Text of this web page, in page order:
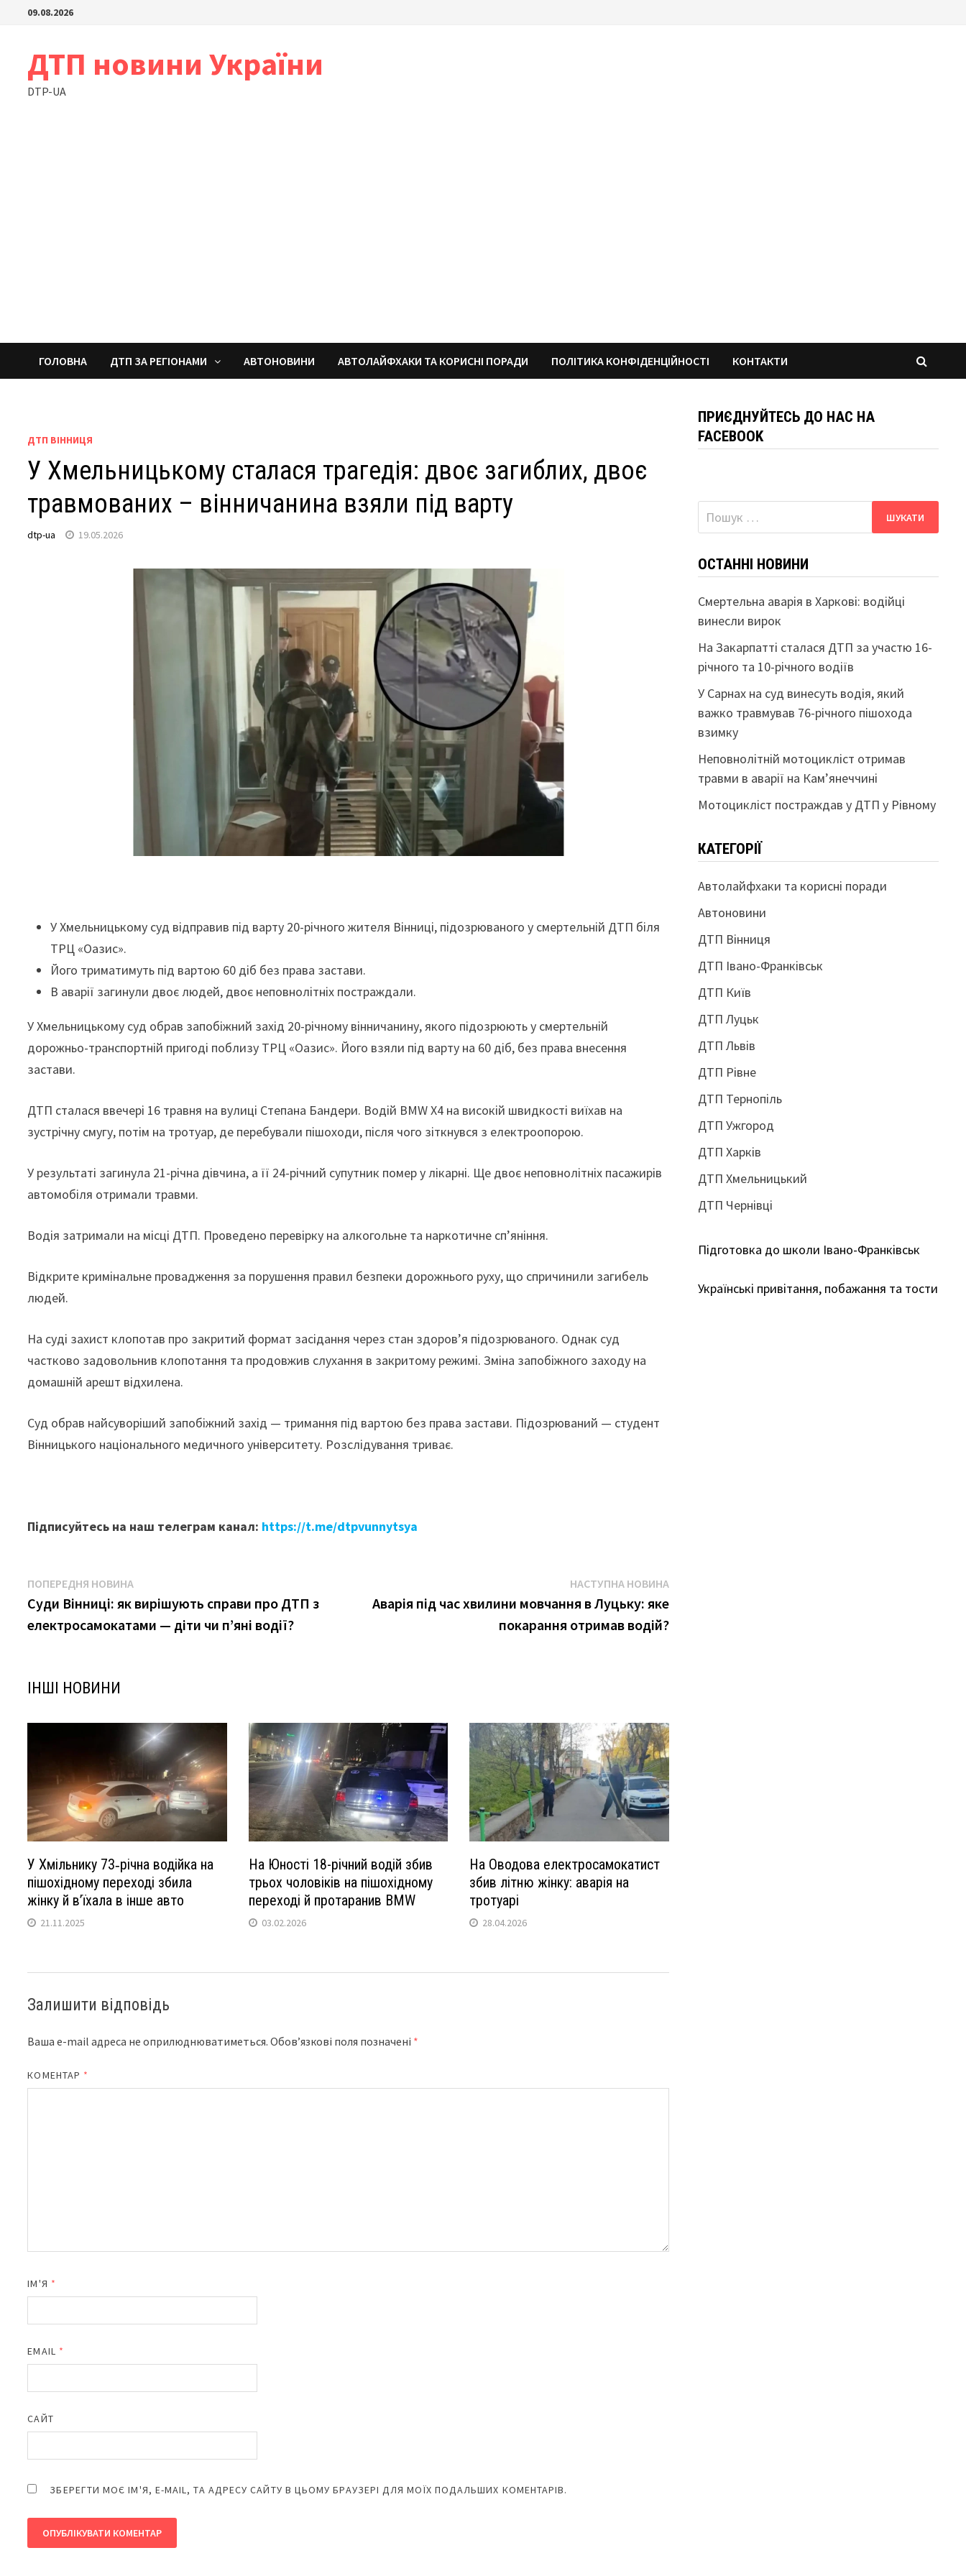
09.08.2026
ДТП новини України
DTP-UA
ГОЛОВНА ДТП ЗА РЕГІОНАМИ АВТОНОВИНИ АВТОЛАЙФХАКИ ТА КОРИСНІ ПОРАДИ ПОЛІТИКА КОНФІДЕНЦІЙНОСТІ КОНТАКТИ
ДТП ВІННИЦЯ
У Хмельницькому сталася трагедія: двоє загиблих, двоє
травмованих – вінничанина взяли під варту
dtp-ua 19.05.2026
У Хмельницькому суд відправив під варту 20-річного жителя Вінниці, підозрюваного у смертельній ДТП біля
ТРЦ «Оазис».
Його триматимуть під вартою 60 діб без права застави.
В аварії загинули двоє людей, двоє неповнолітніх постраждали.
У Хмельницькому суд обрав запобіжний захід 20-річному вінничанину, якого підозрюють у смертельній
дорожньо-транспортній пригоді поблизу ТРЦ «Оазис». Його взяли під варту на 60 діб, без права внесення
застави.
ДТП сталася ввечері 16 травня на вулиці Степана Бандери. Водій BMW X4 на високій швидкості виїхав на
зустрічну смугу, потім на тротуар, де перебували пішоходи, після чого зіткнувся з електроопорою.
У результаті загинула 21-річна дівчина, а її 24-річний супутник помер у лікарні. Ще двоє неповнолітніх пасажирів
автомобіля отримали травми.
Водія затримали на місці ДТП. Проведено перевірку на алкогольне та наркотичне сп’яніння.
Відкрите кримінальне провадження за порушення правил безпеки дорожнього руху, що спричинили загибель
людей.
На суді захист клопотав про закритий формат засідання через стан здоров’я підозрюваного. Однак суд
частково задовольнив клопотання та продовжив слухання в закритому режимі. Зміна запобіжного заходу на
домашній арешт відхилена.
Суд обрав найсуворіший запобіжний захід — тримання під вартою без права застави. Підозрюваний — студент
Вінницького національного медичного університету. Розслідування триває.
Підписуйтесь на наш телеграм канал: https://t.me/dtpvunnytsya
Навігація
записів
ПОПЕРЕДНЯ НОВИНАПопередня
новина:
Суди Вінниці: як вирішують справи про ДТП з
електросамокатами — діти чи п’яні водії?
НАСТУПНА НОВИНАНаступна
новина:
Аварія під час хвилини мовчання в Луцьку: яке
покарання отримав водій?
ІНШІ НОВИНИ
У Хмільнику 73‑річна водійка на
пішохідному переході збила
жінку й в’їхала в інше авто
21.11.2025
На Юності 18-річний водій збив
трьох чоловіків на пішохідному
переході й протаранив BMW
03.02.2026
На Оводова електросамокатист
збив літню жінку: аварія на
тротуарі
28.04.2026
Залишити відповідь
Ваша e-mail адреса не оприлюднюватиметься. Обов’язкові поля позначені *
КОМЕНТАР *
ІМ'Я *
EMAIL *
САЙТ
ЗБЕРЕГТИ МОЄ ІМ'Я, E-MAIL, ТА АДРЕСУ САЙТУ В ЦЬОМУ БРАУЗЕРІ ДЛЯ МОЇХ ПОДАЛЬШИХ КОМЕНТАРІВ.
ПРИЄДНУЙТЕСЬ ДО НАС НА
FACEBOOK
Пошук:
ОСТАННІ НОВИНИ
Смертельна аварія в Харкові: водійці
винесли вирок
На Закарпатті сталася ДТП за участю 16-
річного та 10-річного водіїв
У Сарнах на суд винесуть водія, який
важко травмував 76-річного пішохода
взимку
Неповнолітній мотоцикліст отримав
травми в аварії на Кам’янеччині
Мотоцикліст постраждав у ДТП у Рівному
КАТЕГОРІЇ
Автолайфхаки та корисні поради
Автоновини
ДТП Вінниця
ДТП Івано-Франківськ
ДТП Київ
ДТП Луцьк
ДТП Львів
ДТП Рівне
ДТП Тернопіль
ДТП Ужгород
ДТП Харків
ДТП Хмельницький
ДТП Чернівці
Підготовка до школи Івано-Франківськ
Українські привітання, побажання та тости